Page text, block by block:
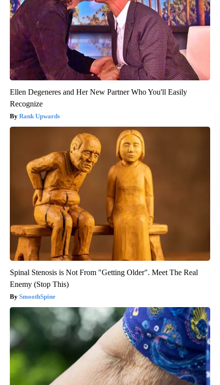
Ellen Degeneres and Her New Partner Who You'll Easily
Recognize
Rank Upwards
Spinal Stenosis is Not From "Getting Older". Meet The Real
Enemy (Stop This)
SmoothSpine